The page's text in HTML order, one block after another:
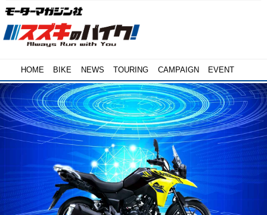
HOME BIKE NEWS TOURING CAMPAIGN EVENT